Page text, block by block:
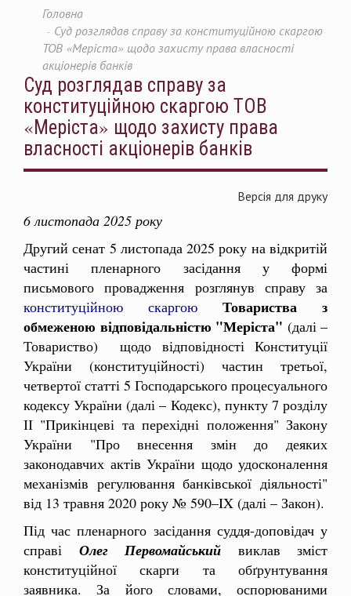
Головна
Суд розглядав справу за конституційною скаргою
ТОВ «Меріста» щодо захисту права власності
акціонерів банків
Суд розглядав справу за
конституційною скаргою ТОВ
«Меріста» щодо захисту права
власності акціонерів банків
Версія для друку
6 листопада 2025 року
Другий сенат 5 листопада 2025 року на відкритій
частині пленарного засідання у формі
письмового провадження розглянув справу за
конституційною скаргою
Товариства з
обмеженою відповідальністю "Меріста" (далі –
Товариство)
щодо відповідності Конституції
України (конституційності) частин третьої,
четвертої статті 5 Господарського процесуального
кодексу України (далі – Кодекс), пункту 7 розділу
ІІ "Прикінцеві та перехідні положення" Закону
України "Про внесення змін до деяких
законодавчих актів України щодо удосконалення
механізмів регулювання банківської діяльності"
від 13 травня 2020 року № 590–IX (далі – Закон).
Під час пленарного засідання суддя-доповідач у
справі Олег Первомайський виклав зміст
конституційної скарги та обґрунтування
заявника. За його словами, оспорюваними